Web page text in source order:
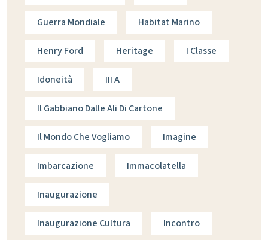
Guerra Mondiale Habitat Marino
Henry Ford Heritage I Classe
Idoneità III A
Il Gabbiano Dalle Ali Di Cartone
Il Mondo Che Vogliamo Imagine
Imbarcazione Immacolatella
Inaugurazione
Inaugurazione Cultura Incontro